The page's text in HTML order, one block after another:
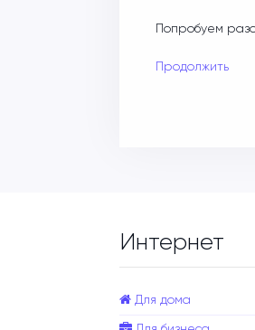
Попробуем
Продолжить
Интернет
Для дома